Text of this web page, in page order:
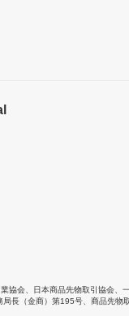
協会 日本商品先物取引協会
長（金商）第195号、商品先物